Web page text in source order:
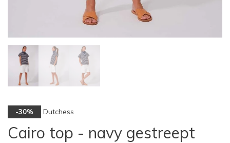
-30% Dutchess
Cairo top - navy gestreept